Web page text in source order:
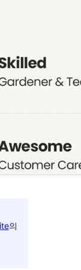
의